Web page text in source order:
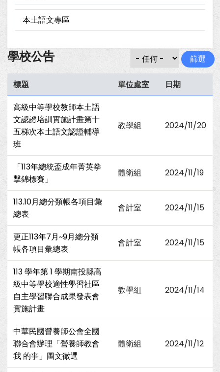
本土語文專區
學校公告
標題 單位處室
日期
高級中等學校教師本土語
文認證培訓實施計畫第十
五梯次本土語文認證輔導
班
教學組 2024/11/20
「113年總統盃成年菁英拳
擊錦標賽」
體衛組 2024/11/19
113.10月總分類帳各項目彙
總表
會計室 2024/11/15
更正113年7月~9月總分類
帳各項目彙總表
會計室 2024/11/15
113 學年第 1 學期南投縣高
級中等學校適性學習社區
自主學習聯合成果發表會
實施計畫
教學組 2024/11/14
中華民國營養師公會全國
聯合會辦理「營養師教會
我 的事」圖文徵選
體衛組 2024/11/12